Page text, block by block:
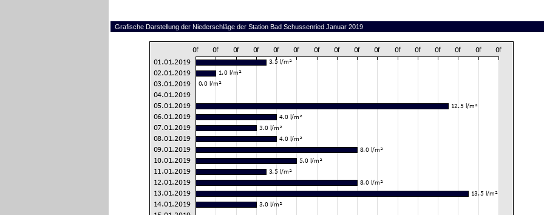
Grafische Darstellung der Niederschläge der Station Bad Schussenried Januar 2019